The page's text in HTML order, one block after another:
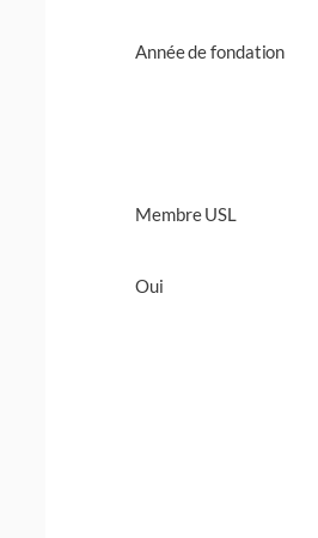
Année de fondation
Membre USL
Oui